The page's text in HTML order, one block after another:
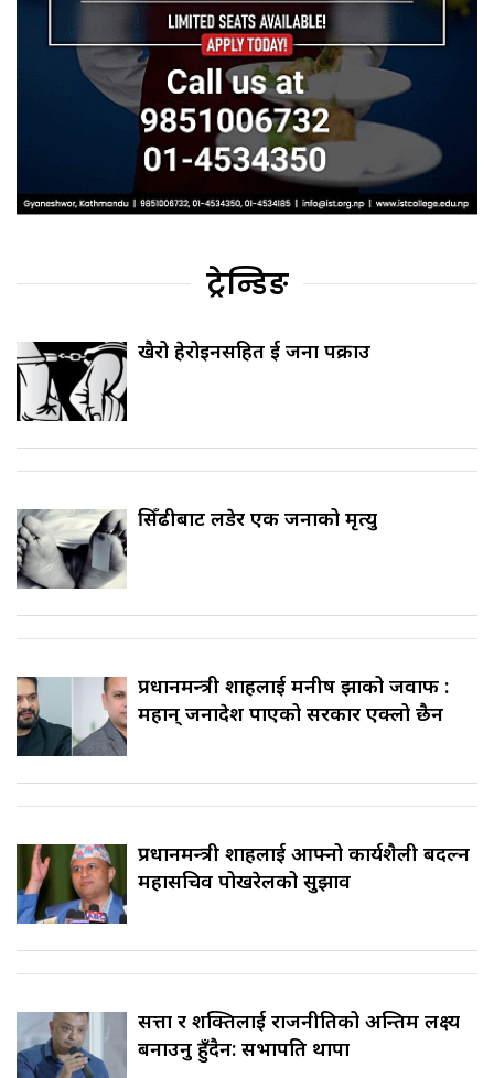
ट्रेन्डिङ
खैरो हेरोइनसहित दुई जना पक्राउ
सिँढीबाट लडेर एक जनाको मृत्यु
प्रधानमन्त्री शाहलाई मनीष झाको जवाफ :
महान् जनादेश पाएको सरकार एक्लो छैन
प्रधानमन्त्री शाहलाई आफ्नो कार्यशैली बदल्न
महासचिव पोखरेलको सुझाव
सत्ता र शक्तिलाई राजनीतिको अन्तिम लक्ष्य
बनाउनु हुँदैन: सभापति थापा